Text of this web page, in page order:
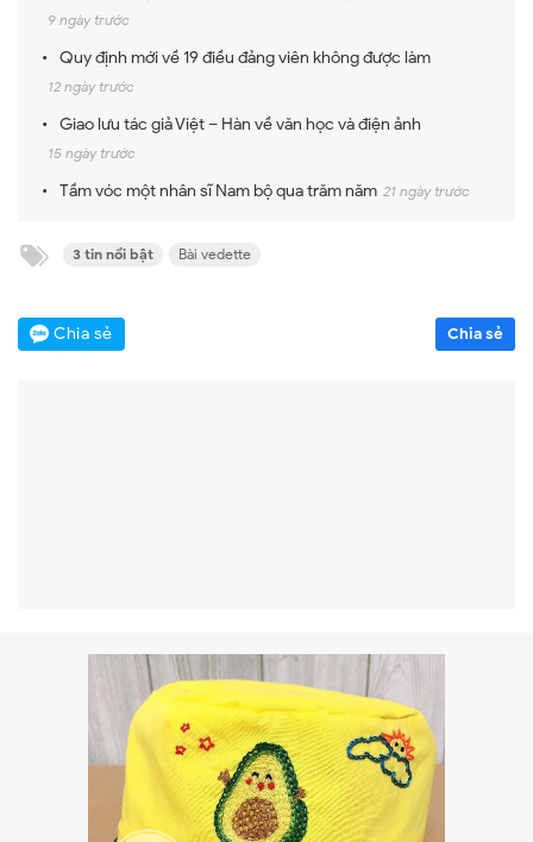
9 ngày trước
Quy định mới về 19 điều đảng viên không được làm
12 ngày trước
Giao lưu tác giả Việt – Hàn về văn học và điện ảnh
15 ngày trước
Tầm vóc một nhân sĩ Nam bộ qua trăm năm 21 ngày trước
3 tin nổi bật Bài vedette
Chia sẻ Chia sẻ